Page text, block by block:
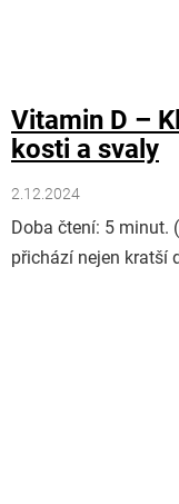
Vitamin D –
kosti a svaly
2.12.2024
Doba čtení: 5 minut.
přichází nejen kratší